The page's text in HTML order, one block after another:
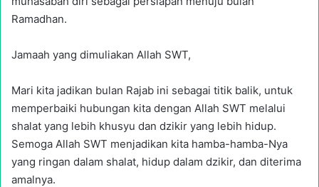
Ramadhan.
Jamaah yang dimuliakan Allah SWT,
Mari kita jadikan bulan Rajab ini sebagai titik balik, untuk
memperbaiki hubungan kita dengan Allah SWT melalui
shalat yang lebih khusyu dan dzikir yang lebih hidup.
Semoga Allah SWT menjadikan kita hamba-hamba-Nya
yang ringan dalam shalat, hidup dalam dzikir, dan diterima
amalnya.